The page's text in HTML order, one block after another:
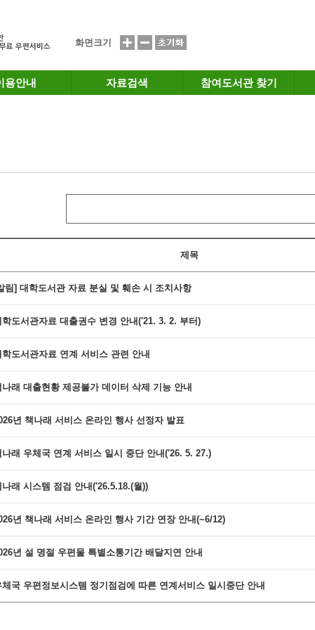
화면크기
용안내 자료검색 참여도서관 찾기
제목
림] 대학도서관 자료 분실 및 훼손 시 조치사항
학도서관자료 대출권수 변경 안내('21. 3. 2. 부터)
학도서관자료 연계 서비스 관련 안내
나래 대출현황 제공불가 데이터 삭제 기능 안내
년 책나래 서비스 온라인 행사 선정자 발표
나래 우체국 연계 서비스 일시 중단 안내('26. 5. 27.)
나래 시스템 점검 안내('26.5.18.(월))
년 책나래 서비스 온라인 행사 기간 연장 안내(~6/12)
년 설 명절 우편물 특별소통기간 배달지연 안내
체국 우편정보시스템 정기점검에 따른 연계서비스 일시중단 안내